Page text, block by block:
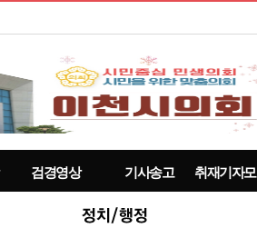
검경영상 기사송고 취재기자